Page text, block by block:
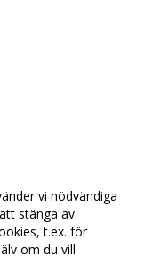
vi nödvändiga
stänga av.
t.ex. för
om du vill